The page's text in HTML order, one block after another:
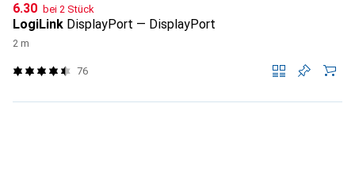
CHF
6.30 bei 2 Stück
LogiLink DisplayPort — DisplayPort
2 m
76